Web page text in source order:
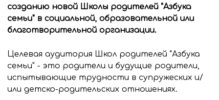
созданию новой Школы родителей "Азбука
семьи" в социальной, образовательной или
благотворительной организации.
Целевая аудитория Школ родителей "Азбука
семьи" - это родители и будущие родители,
испытывающие трудности в супружеских и/
или детско-родительских отношениях.